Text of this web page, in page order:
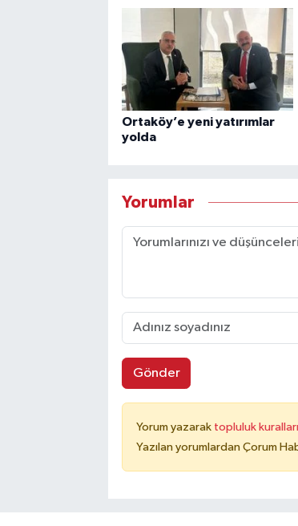
Ortaköy’e yeni yatırımlar
yolda
Yorumlar
Gönder
Yorum yazarak topluluk
Yazılan yorumlardan Çorum